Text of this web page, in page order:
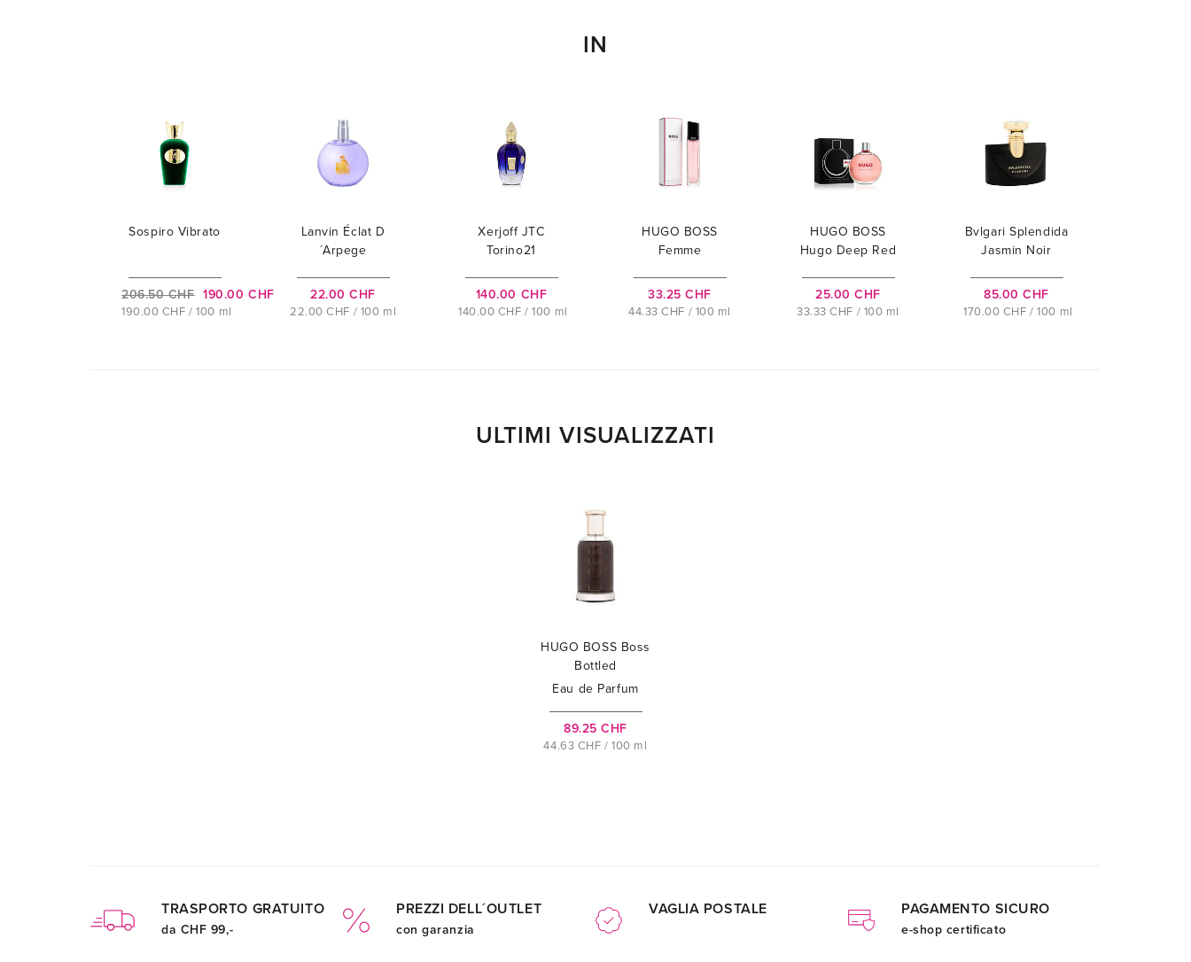
IN
Sospiro Vibrato
206.50 CHF 190.00 CHF
190.00 CHF / 100 ml
Lanvin Éclat D
´Arpege
22.00 CHF
22.00 CHF / 100 ml
Xerjoff JTC
Torino21
140.00 CHF
140.00 CHF / 100 ml
HUGO BOSS
Femme
33.25 CHF
44.33 CHF / 100 ml
HUGO BOSS
Hugo Deep Red
25.00 CHF
33.33 CHF / 100 ml
Bvlgari Splendida
Jasmin Noir
85.00 CHF
170.00 CHF / 100 ml
ULTIMI VISUALIZZATI
HUGO BOSS Boss
Bottled
Eau de Parfum
89.25 CHF
44.63 CHF / 100 ml
TRASPORTO GRATUITO
da CHF 99,-
PREZZI DELL´OUTLET
con garanzia
VAGLIA POSTALE PAGAMENTO SICURO
e-shop certificato